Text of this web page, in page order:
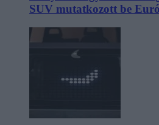
SUV mutatkozott be